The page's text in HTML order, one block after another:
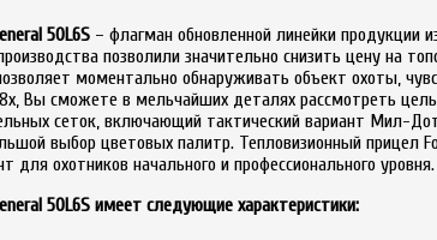
50L6S – флагман обновленной линейки продукции
позволили значительно снизить цену
моментально обнаруживать объект охоты,
Вы сможете в мельчайших деталях рассмотреть
сеток, включающий тактический вариант Мил-
выбор цветовых палитр. Тепловизионный
для охотников начального и профессионального уровня.
50L6S имеет следующие характеристики: